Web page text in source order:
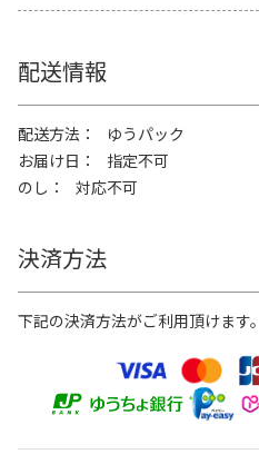
配送情報
配送方法
ゆうパック
お届け日
指定不可
のし
対応不可
決済方法
下記の決済方法がご利用頂けます。